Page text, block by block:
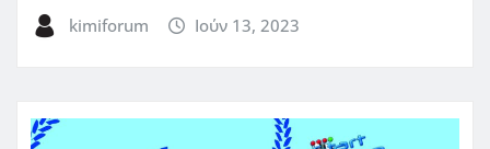
kimiforum Ιούν 13, 2023